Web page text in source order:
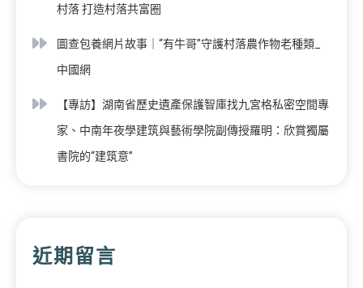
村落 打造村落共富圈
圖查包養網片故事｜“有牛哥”守護村落農作物老種類_
中國網
【專訪】湖南省歷史遺產保護智庫找九宮格私密空間專
家、中南年夜學建筑與藝術學院副傳授羅明：欣賞獨屬
書院的“建筑意”
近期留言